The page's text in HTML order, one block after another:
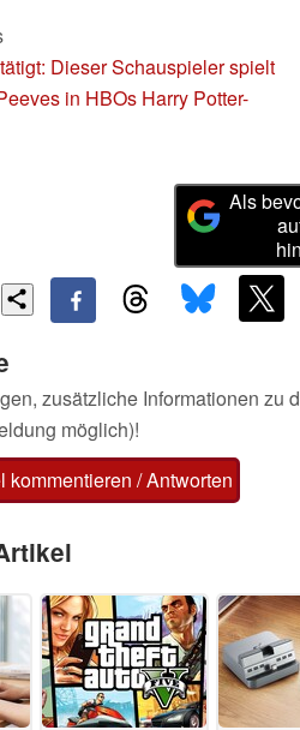
Dieser Schauspieler spielt
in HBOs Harry Potter-
Als
zusätzliche Informationen
möglich)!
kommentieren / Antworten